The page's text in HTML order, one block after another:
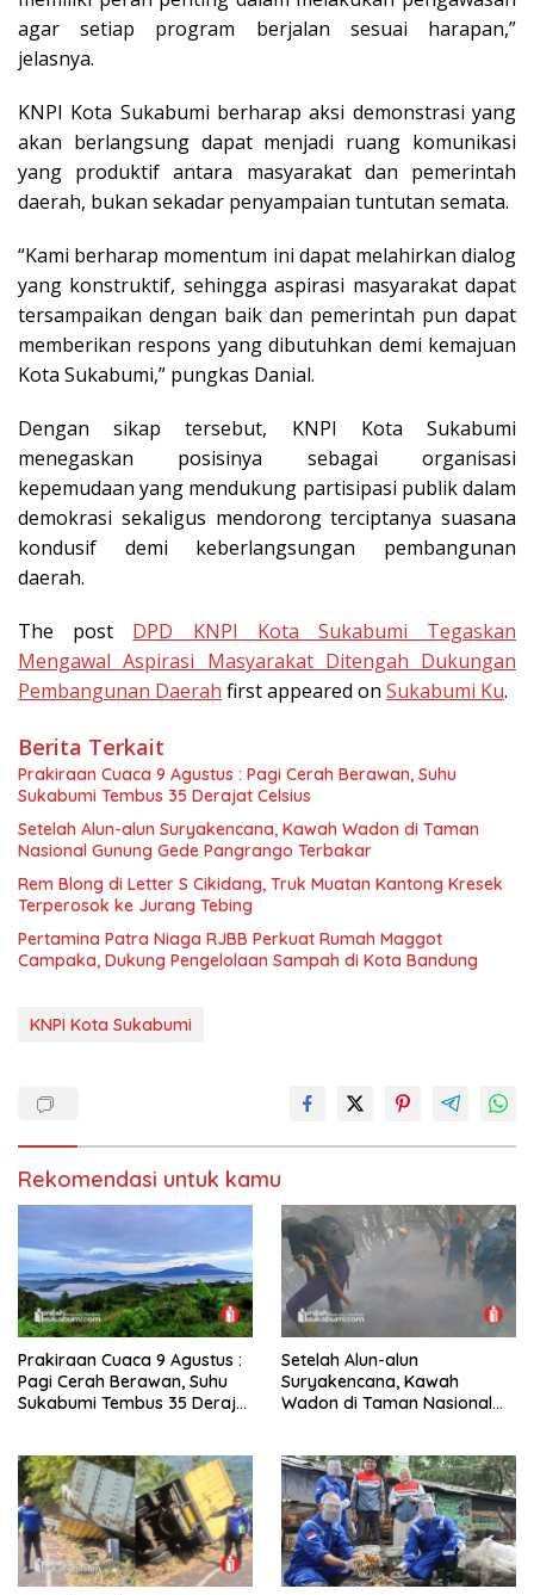
agar setiap program berjalan sesuai harapan,”
jelasnya.
KNPI Kota Sukabumi berharap aksi demonstrasi yang
akan berlangsung dapat menjadi ruang komunikasi
yang produktif antara masyarakat dan pemerintah
daerah, bukan sekadar penyampaian tuntutan semata.
“Kami berharap momentum ini dapat melahirkan dialog
yang konstruktif, sehingga aspirasi masyarakat dapat
tersampaikan dengan baik dan pemerintah pun dapat
memberikan respons yang dibutuhkan demi kemajuan
Kota Sukabumi,” pungkas Danial.
Dengan sikap tersebut, KNPI Kota Sukabumi
menegaskan posisinya sebagai organisasi
kepemudaan yang mendukung partisipasi publik dalam
demokrasi sekaligus mendorong terciptanya suasana
kondusif demi keberlangsungan pembangunan
daerah.
The post DPD KNPI Kota Sukabumi Tegaskan
Mengawal Aspirasi Masyarakat Ditengah Dukungan
Pembangunan Daerah first appeared on Sukabumi Ku.
Berita Terkait
Prakiraan Cuaca 9 Agustus : Pagi Cerah Berawan, Suhu
Sukabumi Tembus 35 Derajat Celsius
Setelah Alun-alun Suryakencana, Kawah Wadon di Taman
Nasional Gunung Gede Pangrango Terbakar
Rem Blong di Letter S Cikidang, Truk Muatan Kantong Kresek
Terperosok ke Jurang Tebing
Pertamina Patra Niaga RJBB Perkuat Rumah Maggot
Campaka, Dukung Pengelolaan Sampah di Kota Bandung
KNPI Kota Sukabumi
Rekomendasi untuk kamu
Prakiraan Cuaca 9 Agustus :
Pagi Cerah Berawan, Suhu
Sukabumi Tembus 35 Derajat
Setelah Alun-alun
Suryakencana, Kawah
Wadon di Taman Nasional